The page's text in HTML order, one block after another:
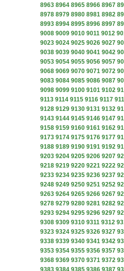
8963 8964 8965 8966 8967
8978 8979 8980 8981 8982
8993 8994 8995 8996 8997
9008 9009 9010 9011 9012
9023 9024 9025 9026 9027
9038 9039 9040 9041 9042
9053 9054 9055 9056 9057
9068 9069 9070 9071 9072
9083 9084 9085 9086 9087
9098 9099 9100 9101 9102
9113 9114 9115 9116 9117
9128 9129 9130 9131 9132
9143 9144 9145 9146 9147
9158 9159 9160 9161 9162
9173 9174 9175 9176 9177
9188 9189 9190 9191 9192
9203 9204 9205 9206 9207
9218 9219 9220 9221 9222
9233 9234 9235 9236 9237
9248 9249 9250 9251 9252
9263 9264 9265 9266 9267
9278 9279 9280 9281 9282
9293 9294 9295 9296 9297
9308 9309 9310 9311 9312
9323 9324 9325 9326 9327
9338 9339 9340 9341 9342
9353 9354 9355 9356 9357
9368 9369 9370 9371 9372
9383 9384 9385 9386 9387